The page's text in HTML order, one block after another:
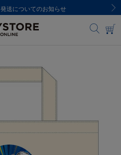
送についてのお知らせ